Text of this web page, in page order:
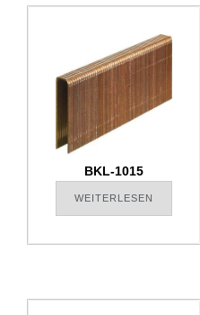
BKL-1015
WEITERLESEN